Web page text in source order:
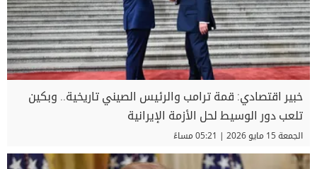
خبير اقتصادي: قمة ترامب والرئيس الصيني تاريخية.. وبكين
تلعب دور الوسيط لحل الأزمة الإيرانية
الجمعة 15 مايو 2026 | 05:21 مساءً